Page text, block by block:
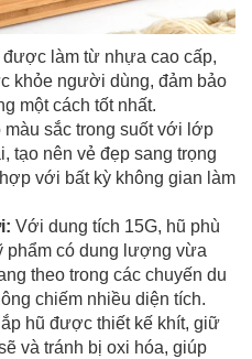
được làm từ nhựa cao cấp,
khỏe người dùng, đảm bảo
một cách tốt nhất.
màu sắc trong suốt với lớp
tạo nên vẻ đẹp sang trọng
với bất kỳ không gian làm
Với dung tích 15G, hũ phù
phẩm có dung lượng vừa
theo trong các chuyến du
chiếm nhiều diện tích.
hũ được thiết kế khít, giữ
và tránh bị oxi hóa, giúp